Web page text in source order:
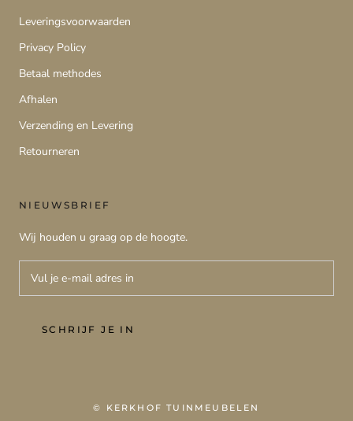
Leveringsvoorwaarden
Privacy Policy
Betaal methodes
Afhalen
Verzending en Levering
Retourneren
NIEUWSBRIEF
Wij houden u graag op de hoogte.
SCHRIJF JE IN
© KERKHOF TUINMEUBELEN